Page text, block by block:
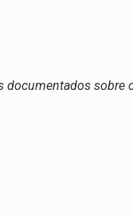
documentados sobre